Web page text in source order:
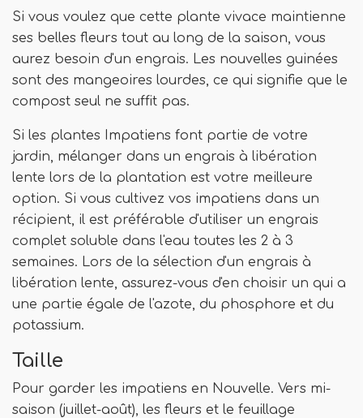
Si vous voulez que cette plante vivace maintienne
ses belles fleurs tout au long de la saison, vous
aurez besoin d'un engrais. Les nouvelles guinées
sont des mangeoires lourdes, ce qui signifie que le
compost seul ne suffit pas.
Si les plantes Impatiens font partie de votre
jardin, mélanger dans un engrais à libération
lente lors de la plantation est votre meilleure
option. Si vous cultivez vos impatiens dans un
récipient, il est préférable d'utiliser un engrais
complet soluble dans l'eau toutes les 2 à 3
semaines. Lors de la sélection d'un engrais à
libération lente, assurez-vous d'en choisir un qui a
une partie égale de l'azote, du phosphore et du
potassium.
Taille
Pour garder les impatiens en Nouvelle. Vers mi-
saison (juillet-août), les fleurs et le feuillage